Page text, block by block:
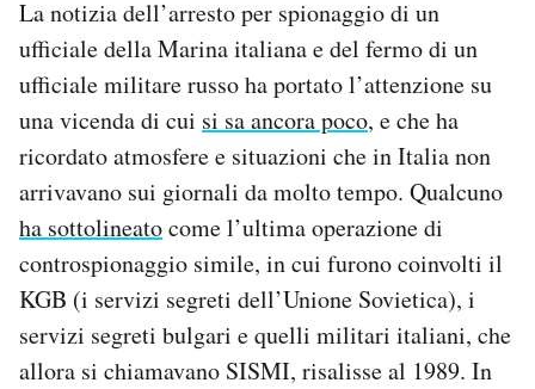
AREA PERSONALE
Area Personale
Newsletter
Notifiche mobile
Regala il Post
Hai bisogno di aiuto?
La notizia dell’arresto per spionaggio di un
ufficiale della Marina italiana e del fermo di un
ufficiale militare russo ha portato l’attenzione su
una vicenda di cui si sa ancora poco, e che ha
ricordato atmosfere e situazioni che in Italia non
arrivavano sui giornali da molto tempo. Qualcuno
ha sottolineatocome l’ultima operazione di
controspionaggio simile, in cui furono coinvolti il
KGB (i servizi segreti dell’Unione Sovietica), i
servizi segreti bulgari e quelli militari italiani, che
allora si chiamavano SISMI, risalisse al 1989. In